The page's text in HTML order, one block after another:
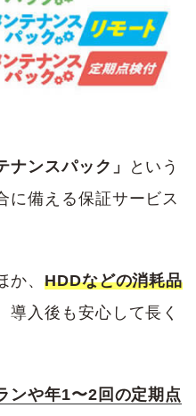
ナンスパック」
という
に備える保証サービス
か、HDDなどの消耗品
導入後も安心して長く
ンや年1〜2回の定期点